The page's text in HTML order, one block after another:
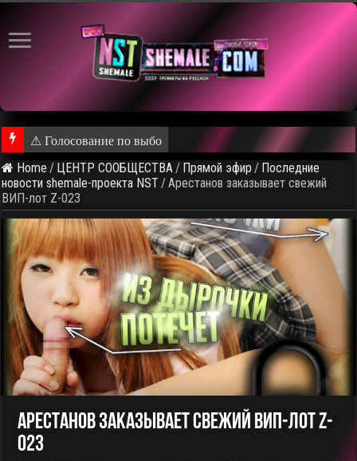
⚠ Голосование по выбору темы следующего обще
Home / ЦЕНТР СООБЩЕСТВА / Прямой эфир / Последние
новости shemale-проекта NST /Арестанов заказывает свежий
ВИП-лот Z-023
Арестанов заказывает свежий ВИП-лот Z-
023